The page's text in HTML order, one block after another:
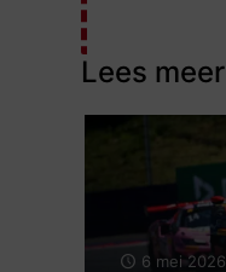
Lees meer
6 mei 2026